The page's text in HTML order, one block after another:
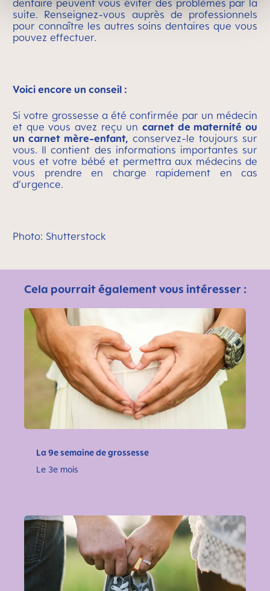
dentaire peuvent vous éviter des problèmes par la
suite. Renseignez-vous auprès de professionnels
pour connaître les autres soins dentaires que vous
pouvez effectuer.
Voici encore un conseil :
Si votre grossesse a été confirmée par un médecin
et que vous avez reçu un carnet de maternité ou
un carnet mère-enfant, conservez-le toujours sur
vous. Il contient des informations importantes sur
vous et votre bébé et permettra aux médecins de
vous prendre en charge rapidement en cas
d’urgence.
Photo: Shutterstock
Cela pourrait également vous intéresser :
La 9e semaine de grossesse
Le 3e mois